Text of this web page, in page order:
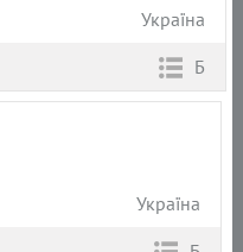
Україна
Б
Україна